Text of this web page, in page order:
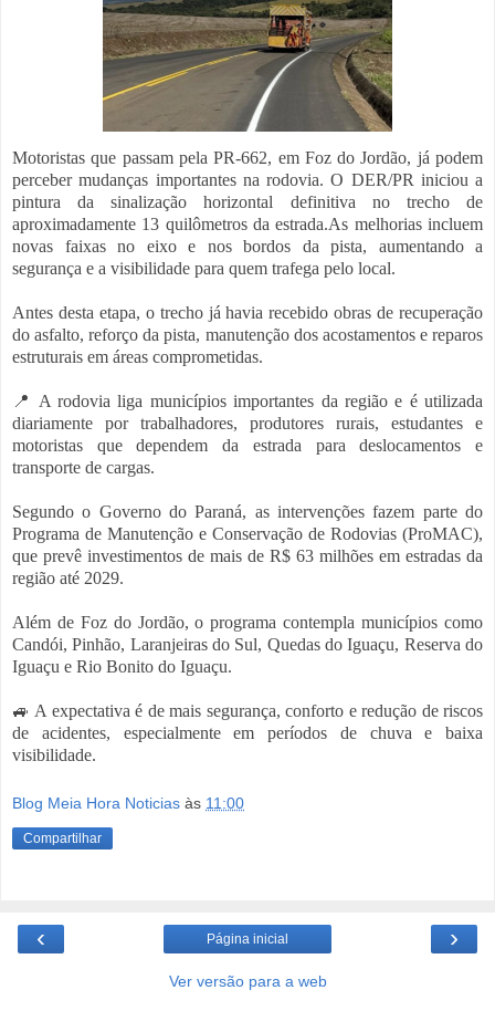
Motoristas que passam pela PR-662, em Foz do Jordão, já podem
perceber mudanças importantes na rodovia. O DER/PR iniciou a
pintura da sinalização horizontal definitiva no trecho de
aproximadamente 13 quilômetros da estrada.As melhorias incluem
novas faixas no eixo e nos bordos da pista, aumentando a
segurança e a visibilidade para quem trafega pelo local.
Antes desta etapa, o trecho já havia recebido obras de recuperação
do asfalto, reforço da pista, manutenção dos acostamentos e reparos
estruturais em áreas comprometidas.
📍 A rodovia liga municípios importantes da região e é utilizada
diariamente por trabalhadores, produtores rurais, estudantes e
motoristas que dependem da estrada para deslocamentos e
transporte de cargas.
Segundo o Governo do Paraná, as intervenções fazem parte do
Programa de Manutenção e Conservação de Rodovias (ProMAC),
que prevê investimentos de mais de R$ 63 milhões em estradas da
região até 2029.
Além de Foz do Jordão, o programa contempla municípios como
Candói, Pinhão, Laranjeiras do Sul, Quedas do Iguaçu, Reserva do
Iguaçu e Rio Bonito do Iguaçu.
🚙 A expectativa é de mais segurança, conforto e redução de riscos
de acidentes, especialmente em períodos de chuva e baixa
visibilidade.
Blog Meia Hora Noticias às 11:00
Compartilhar
‹ ›
Página inicial
Ver versão para a web